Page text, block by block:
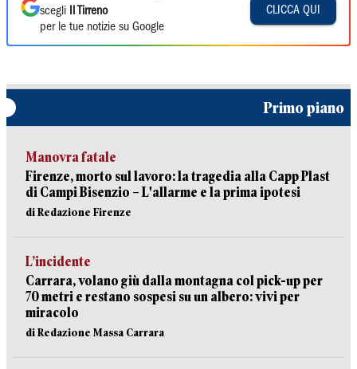
scegli
Il Tirreno
per le tue notizie su Google
CLICCA QUI
Primo piano
Manovra fatale
Firenze, morto sul lavoro: la tragedia alla Capp Plast
di Campi Bisenzio – L'allarme e la prima ipotesi
di Redazione Firenze
L’incidente
Carrara, volano giù dalla montagna col pick-up per
70 metri e restano sospesi su un albero: vivi per
miracolo
di Redazione Massa Carrara